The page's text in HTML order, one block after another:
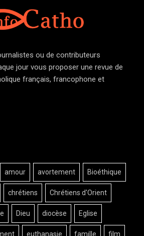
ou de contributeurs
jour vous proposer une revue de
français, francophone et
amour avortement Bioéthique
chrétiens Chrétiens d'Orient
Dieu diocèse Eglise
euthanasie famille film